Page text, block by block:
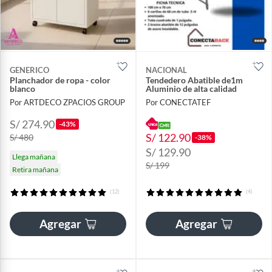
GENERICO
Planchador de ropa - color
blanco
Por ARTDECO ZPACIOS GROUP
S/ 274.90 -43%
S/ 480
Llega mañana
Retira mañana
(12)
Agregar
NACIONAL
Tendedero Abatible de1m
Aluminio de alta calidad
Por CONECTATEF
S/ 122.90 -38%
S/ 129.90
S/ 199
(4)
Agregar